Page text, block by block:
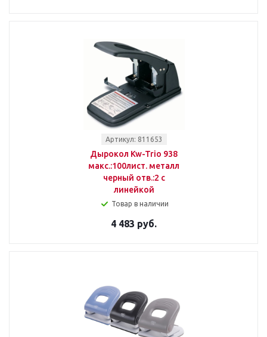
Артикул: 811653
Дырокол Kw-Trio 938
макс.:100лист. металл
черный отв.:2 с
линейкой
Товар в наличии
4 483 руб.